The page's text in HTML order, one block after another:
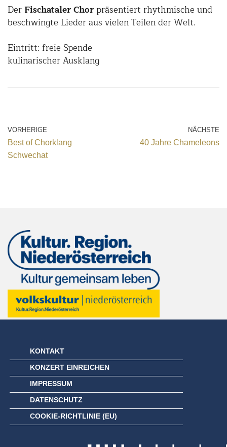
DerFischataler Chor präsentiert rhythmische und
beschwingte Lieder aus vielen Teilen der Welt.
Eintritt: freie Spende
kulinarischer Ausklang
VORHERIGE
Best of Chorklang
Schwechat
NÄCHSTE
40 Jahre Chameleons
KONTAKT
KONZERT EINREICHEN
IMPRESSUM
DATENSCHUTZ
COOKIE-RICHTLINIE (EU)